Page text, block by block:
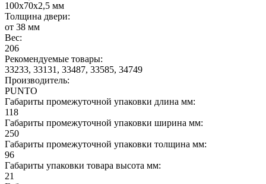
100x70x2,5 мм
Толщина двери:
от 38 мм
Вес:
206
Рекомендуемые товары:
33233, 33131, 33487, 33585, 34749
Производитель:
PUNTO
Габариты промежуточной упаковки длина мм:
118
Габариты промежуточной упаковки ширина мм:
250
Габариты промежуточной упаковки толщина мм:
96
Габариты упаковки товара высота мм:
21